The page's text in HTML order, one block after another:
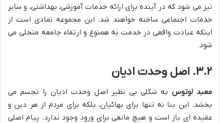
نیز می شود که در آینده برای ارائه خدمات آموزشی، بهداشتی، و سایر
خدمات اجتماعی ساخته خواهند شد. این مجموعه نمادی است از
اینکه عبادت واقعی در خدمت به همنوع و ارتقاء جامعه متجلی می
شود.
۳.۲. اصل وحدت ادیان
معبد لوتوس به شکلی بی نظیر اصل وحدت ادیان را تجسم می
بخشد. این بنا نه تنها برای بهائیان، بلکه برای مردم از هر دین و
عقیده ای باز است و هیچ مانعی برای ورود وجود ندارد. پیام اصلی